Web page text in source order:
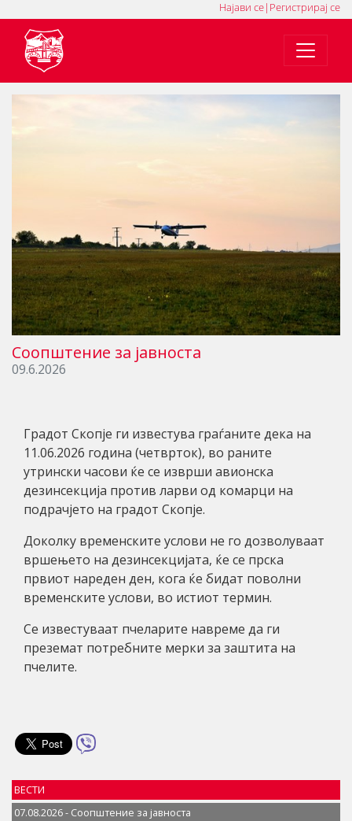
Регистрирај се
|
Најави се
Соопштение за јавностa
09.6.2026
Градот Скопје ги известува граѓаните дека на
11.06.2026 година (четврток), во раните
утрински часови ќе се изврши авионска
дезинсекција против ларви од комарци на
подрачјето на градот Скопје.
Доколку временските услови не го дозволуваат
вршењето на дезинсекцијата, ќе се прска
првиот нареден ден, кога ќе бидат поволни
временските услови, во истиот термин.
Се известуваат пчеларите навреме да ги
преземат потребните мерки за заштита на
пчелите.
ВЕСТИ
07.08.2026 - Соопштение за јавностa